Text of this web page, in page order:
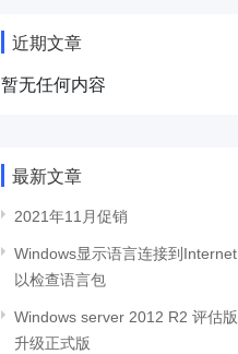
近期文章
暂无任何内容
最新文章
2021年11月促销
Windows显示语言连接到Internet
以检查语言包
Windows server 2012 R2 评估版
升级正式版